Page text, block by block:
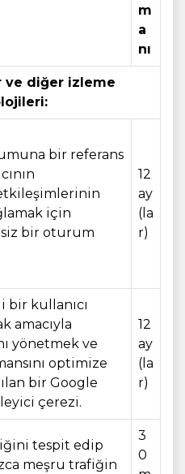
m
a
nı
ve diğer izleme
bir referans
için
bir oturum
12
ay
(la
r)
bir kullanıcı
amacıyla
yönetmek ve
optimize
bir Google
çerezi.
12
ay
(la
r)
tespit edip
meşru trafiğin
3
0